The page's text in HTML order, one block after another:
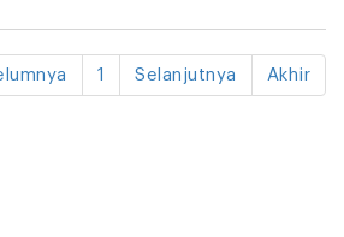
1 Selanjutnya Akhir